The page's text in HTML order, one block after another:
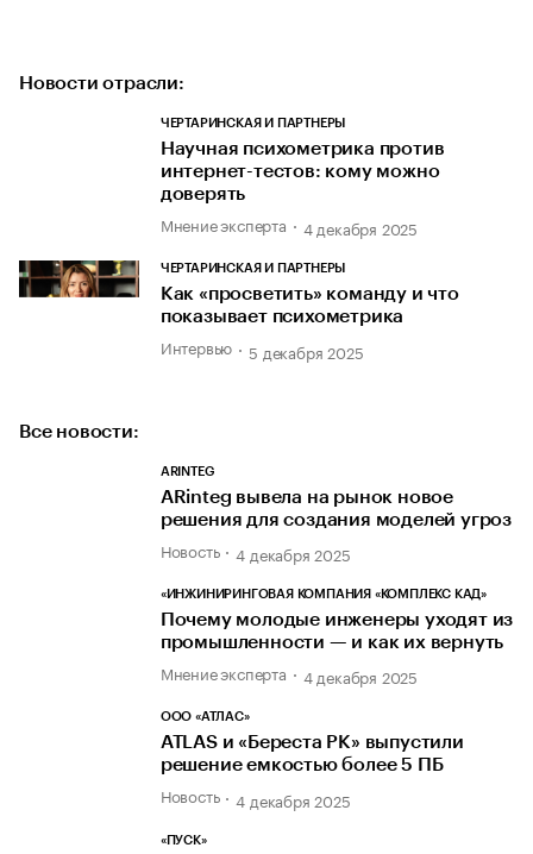
Новости отрасли:
ЧЕРТАРИНСКАЯ И ПАРТНЕРЫ
Научная психометрика против
интернет-тестов: кому можно
доверять
Мнение эксперта 4 декабря 2025
ЧЕРТАРИНСКАЯ И ПАРТНЕРЫ
Как «просветить» команду и что
показывает психометрика
Интервью 5 декабря 2025
Все новости:
ARINTEG
ARinteg вывела на рынок новое
решения для создания моделей угроз
Новость 4 декабря 2025
«ИНЖИНИРИНГОВАЯ КОМПАНИЯ «КОМПЛЕКС КАД»
Почему молодые инженеры уходят из
промышленности — и как их вернуть
Мнение эксперта 4 декабря 2025
ООО «АТЛАС»
ATLAS и «Береста РК» выпустили
решение емкостью более 5 ПБ
Новость 4 декабря 2025
«ПУСК»